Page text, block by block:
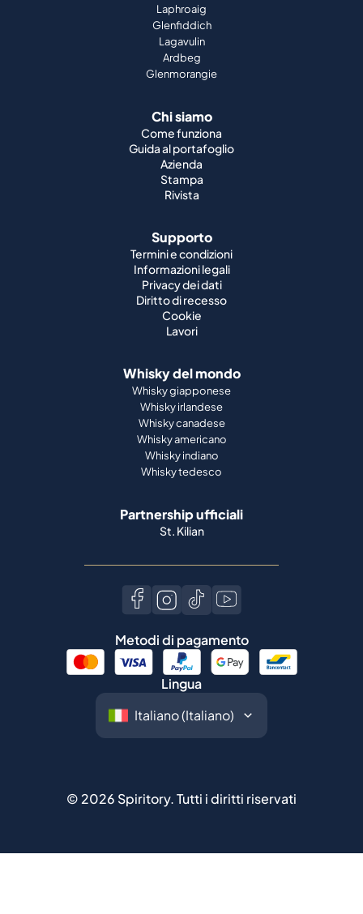
Chi siamo
Come funziona
Guida al portafoglio
Azienda
Rivista
Supporto
Termini e condizioni
Informazioni legali
Privacy dei dati
Cookie
Lavori
Whisky del mondo
Whisky giapponese
Whisky irlandese
Whisky indiano
Whisky tedesco
Partnership ufficiali
St. Kilian
Lingua
2026Spiritory.Tutti i diritti riservati